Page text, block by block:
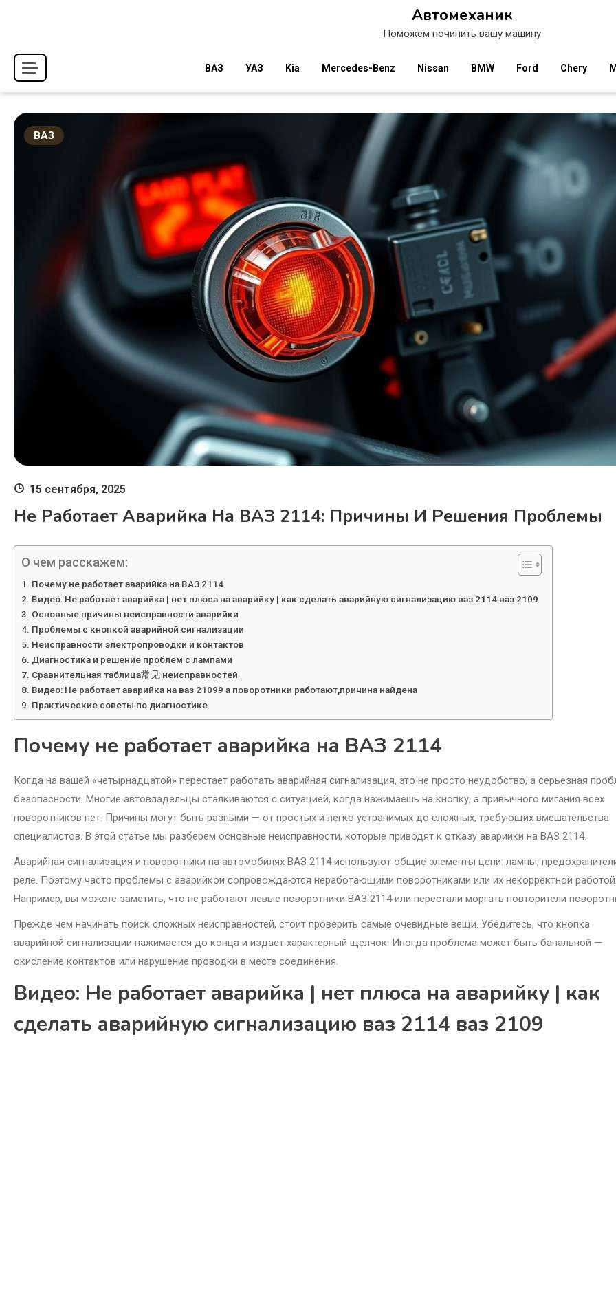
Автомеханик
Поможем починить вашу машину
ВАЗ УАЗ Kia Mercedes-Benz Nissan BMW Ford Chery
ВАЗ
15 сентября, 2025
Не Работает Аварийка На ВАЗ 2114: Причины И Решения Проблемы
О чем расскажем:
Почему не работает аварийка на ВАЗ 2114
Видео: Не работает аварийка | нет плюса на аварийку | как сделать аварийную сигнализацию ваз 2114 ваз 2109
Основные причины неисправности аварийки
Проблемы с кнопкой аварийной сигнализации
Неисправности электропроводки и контактов
Диагностика и решение проблем с лампами
Сравнительная таблица常见 неисправностей
Видео: Не работает аварийка на ваз 21099 а поворотники работают,причина найдена
Практические советы по диагностике
Почему не работает аварийка на ВАЗ 2114
Когда на вашей «четырнадцатой» перестает работать аварийная сигнализация, это не просто неудобство, а серьезная
безопасности. Многие автовладельцы сталкиваются с ситуацией, когда нажимаешь на кнопку, а привычного мигания всех
поворотников нет. Причины могут быть разными — от простых и легко устранимых до сложных, требующих вмешательства
специалистов. В этой статье мы разберем основные неисправности, которые приводят к отказу аварийки на ВАЗ 2114.
Аварийная сигнализация и поворотники на автомобилях ВАЗ 2114 используют общие элементы цепи: лампы,
реле. Поэтому часто проблемы с аварийкой сопровождаются неработающими поворотниками или их некорректной работой.
Например, вы можете заметить, что не работают левые поворотники ВАЗ 2114 или перестали моргать повторители
Прежде чем начинать поиск сложных неисправностей, стоит проверить самые очевидные вещи. Убедитесь, что кнопка
аварийной сигнализации нажимается до конца и издает характерный щелчок. Иногда проблема может быть банальной —
окисление контактов или нарушение проводки в месте соединения.
Видео: Не работает аварийка | нет плюса на аварийку | как
сделать аварийную сигнализацию ваз 2114 ваз 2109